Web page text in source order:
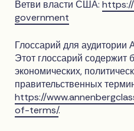
Ветви власти США:
government
Глоссарий для аудитории
Этот глоссарий содержит
экономических,
правительственных
https://
of-terms/.